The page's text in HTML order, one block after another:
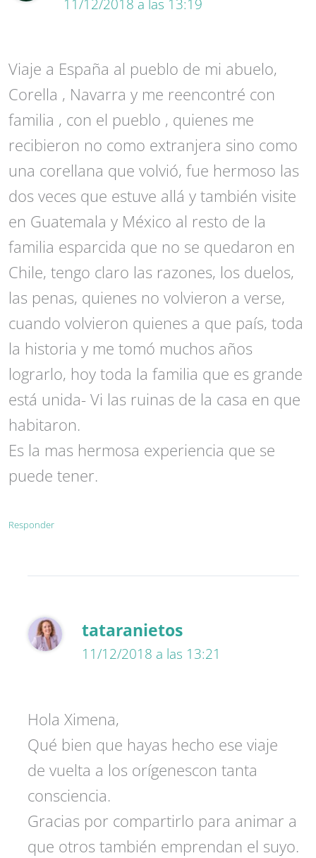
11/12/2018 a las 13:19
Viaje a España al pueblo de mi abuelo,
Corella , Navarra y me reencontré con
familia , con el pueblo , quienes me
recibieron no como extranjera sino como
una corellana que volvió, fue hermoso las
dos veces que estuve allá y también visite
en Guatemala y México al resto de la
familia esparcida que no se quedaron en
Chile, tengo claro las razones, los duelos,
las penas, quienes no volvieron a verse,
cuando volvieron quienes a que país, toda
la historia y me tomó muchos años
lograrlo, hoy toda la familia que es grande
está unida- Vi las ruinas de la casa en que
habitaron.
Es la mas hermosa experiencia que se
puede tener.
Responder
tataranietos
11/12/2018 a las 13:21
Hola Ximena,
Qué bien que hayas hecho ese viaje
de vuelta a los orígenescon tanta
consciencia.
Gracias por compartirlo para animar a
que otros también emprendan el suyo.